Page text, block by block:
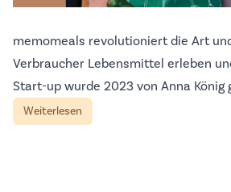
memomeals revolutioniert die Art
Verbraucher Lebensmittel erleben
Start-up wurde 2023 von Anna König
Weiterlesen